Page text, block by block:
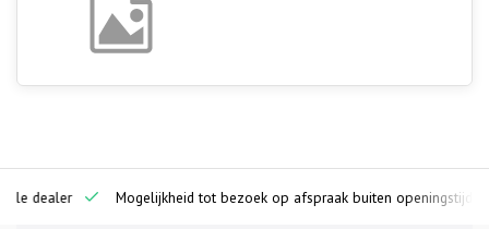
dealer Mogelijkheid tot bezoek op afspraak buiten openingstijden